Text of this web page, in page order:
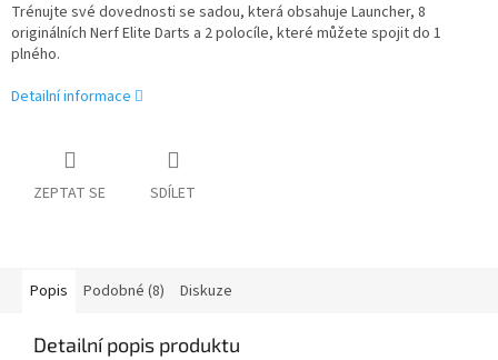
Trénujte své dovednosti se sadou, která obsahuje Launcher, 8
originálních Nerf Elite Darts a 2 polocíle, které můžete spojit do 1
plného.
Detailní informace
ZEPTAT SE SDÍLET
Popis Podobné (8) Diskuze
Detailní popis produktu